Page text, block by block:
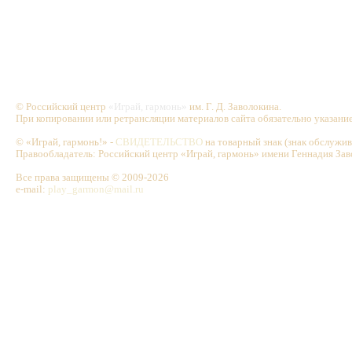
© Российский центр «Играй, гармонь» им. Г. Д. Заволокина.
При копировании или ретрансляции материалов сайта обязательно
© «Играй, гармонь!» - СВИДЕТЕЛЬСТВО на товарный знак (знак
Правообладатель: Российский центр «Играй, гармонь» имени Геннадия
Все права защищены © 2009-2026
e-mail: play_garmon@mail.ru